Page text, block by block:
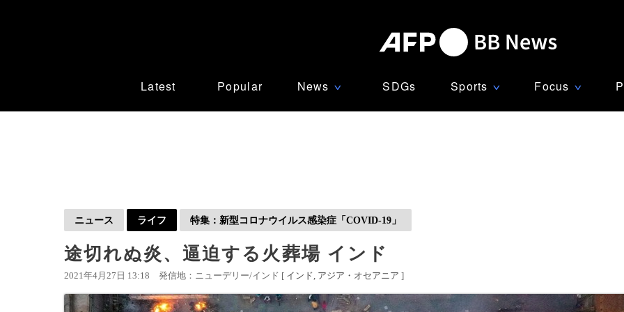
Latest Popular News ∨ SDGs Sports ∨ Focus ∨
ニュース ライフ 特集：新型コロナウイルス感染症「COVID-19」
途切れぬ炎、逼迫する火葬場 インド
2021年4月27日 13:18 発信地：ニューデリー/インド [ インド アジア・オセアニア ]